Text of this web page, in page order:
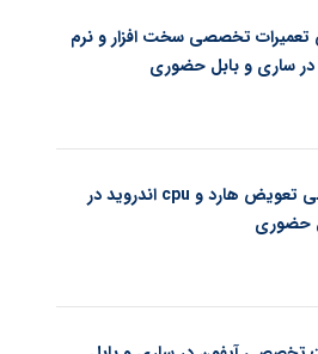
تعمیرات تخصصی سخت افزار و نرم
در ساری و بابل حضوری
دوره تخصصی تعویض هارد و cpu اندروید در
حضوری